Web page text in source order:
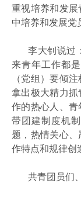
重视培养和发展
中培养和发展党
李大钊说过：
来青年工作都
（党组）要倾
拿出极大精力抓
作的热心人、
带团建制度机
题，热情关心
作特点和规律创
共青团员们